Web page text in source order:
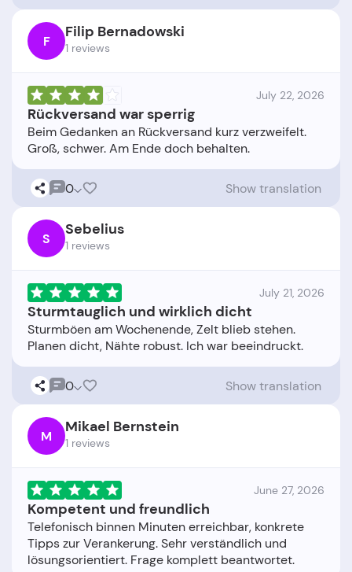
F Filip Bernadowski
1 reviews
July 22, 2026
Rückversand war sperrig
Beim Gedanken an Rückversand kurz verzweifelt.
0 Show translation
S Sebelius
1 reviews
July 21, 2026
Sturmtauglich und wirklich dicht
Sturmböen am Wochenende, Zelt blieb stehen.
0 Show translation
M Mikael Bernstein
1 reviews
June 27, 2026
Kompetent und freundlich
Telefonisch binnen Minuten erreichbar, konkrete
Tipps zur Verankerung. Sehr verständlich und